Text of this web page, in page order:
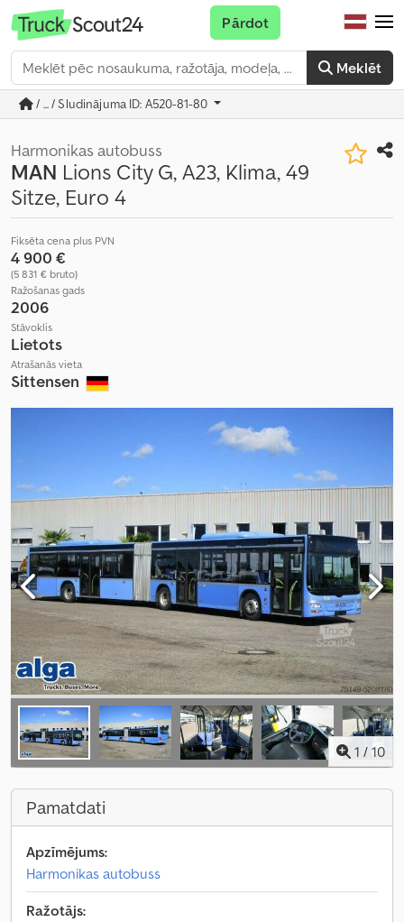
Meklēt
Pārdot
/ ... / Sludinājuma ID: A520-81-80
Harmonikas autobuss
MAN Lions City G, A23, Klima, 49
Sitze, Euro 4
Fiksēta cena plus PVN
4 900 €
(5 831 € bruto)
Ražošanas gads
2006
Stāvoklis
Lietots
Atrašanās vieta
Sittensen
1 / 10
Pamatdati
Apzīmējums:
Harmonikas autobuss
Ražotājs: